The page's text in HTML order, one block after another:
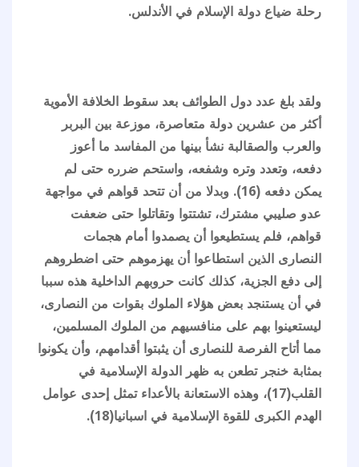
رحلة ضياع دولة الإسلام في الأندلس.
ولقد بلغ عدد دول الطوائف بعد سقوط الخلافة الأموية
أكثر من عشرين دولة متعاصرة، موزعة بين البربر
والعرب والصقالبة نشأ بينها من المفاسد ما أعوز
دفعه، وتعدد وتره وشفعه، واستحم ضرره حتى لم
يمكن دفعه (16). وبدلا من أن تتحد قواهم في مواجهة
عدو صليبي مشترك، تشتتوا وتقاتلوا حتى ضعفت
قواهم، فلم يستطيعوا أن يصمدوا أمام هجمات
النصارى الذين استطاعوا أن يهزموهم حتى اضطروهم
إلى دفع الجزية، كذلك كانت حروبهم الداخلية هذه سببا
في أن يستنجد بعض هؤلاء الملوك بقوات من النصارى،
ليستعينوا بهم على منافسيهم من الملوك المسلمين،
مما أتاح الفرصة للنصارى أن يثبتوا أقدامهم، وأن يكونوا
بمثابة خنجر تطعن به ظهر الدولة الإسلامية في
القلب(17)، وهذه الاستعانة بالأعداء تمثل إحدى عوامل
الهدم الكبرى للقوة الإسلامية في اسبانيا(18).